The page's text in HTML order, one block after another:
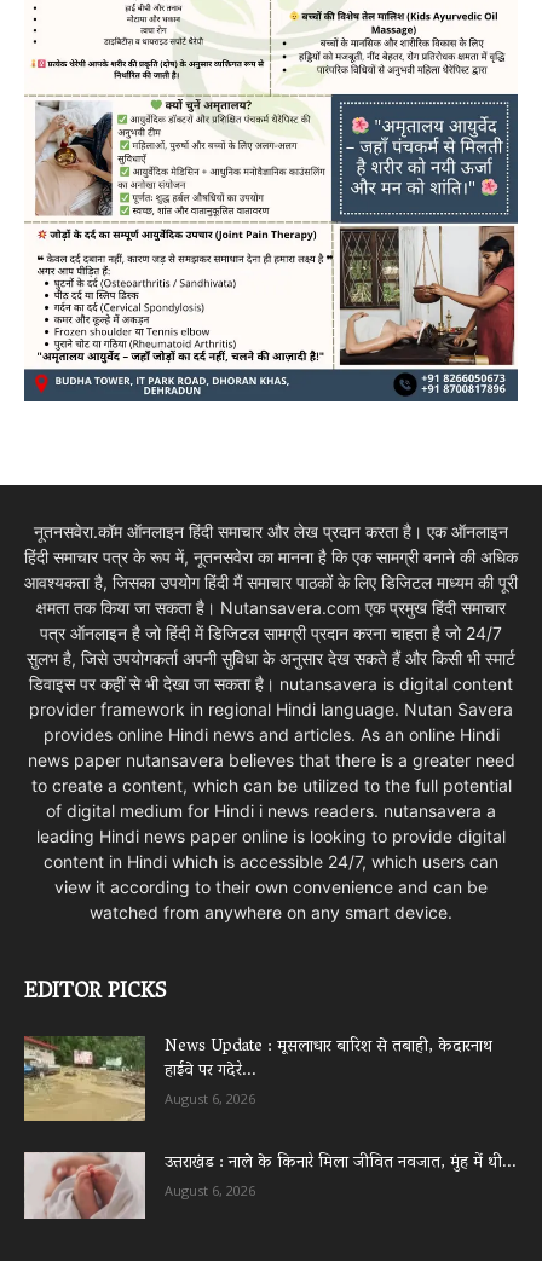
नूतनसवेरा.कॉम ऑनलाइन हिंदी समाचार और लेख प्रदान करता है। एक ऑनलाइन
हिंदी समाचार पत्र के रूप में, नूतनसवेरा का मानना है कि एक सामग्री बनाने की अधिक
आवश्यकता है, जिसका उपयोग हिंदी मैं समाचार पाठकों के लिए डिजिटल माध्यम की पूरी
क्षमता तक किया जा सकता है। Nutansavera.com एक प्रमुख हिंदी समाचार
पत्र ऑनलाइन है जो हिंदी में डिजिटल सामग्री प्रदान करना चाहता है जो 24/7
सुलभ है, जिसे उपयोगकर्ता अपनी सुविधा के अनुसार देख सकते हैं और किसी भी स्मार्ट
डिवाइस पर कहीं से भी देखा जा सकता है। nutansavera is digital content
provider framework in regional Hindi language. Nutan Savera
provides online Hindi news and articles. As an online Hindi
news paper nutansavera believes that there is a greater need
to create a content, which can be utilized to the full potential
of digital medium for Hindi i news readers. nutansavera a
leading Hindi news paper online is looking to provide digital
content in Hindi which is accessible 24/7, which users can
view it according to their own convenience and can be
watched from anywhere on any smart device.
EDITOR PICKS
News Update : मूसलाधार बारिश से तबाही, केदारनाथ
हाईवे पर गदेरे...
August 6, 2026
उत्तराखंड : नाले के किनारे मिला जीवित नवजात, मुंह में थी...
August 6, 2026